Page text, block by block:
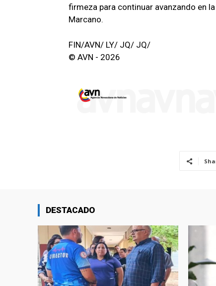
firmeza para continuar avanzando en
Marcano.
FIN/AVN/ LY/ JQ/ JQ/
© AVN - 2026
DESTACADO